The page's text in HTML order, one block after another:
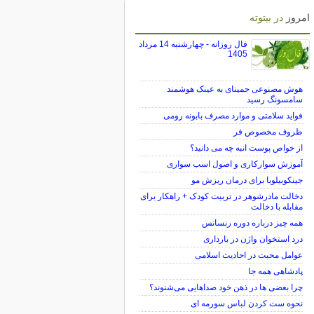
امروز در بیتوته
فال روزانه - چهارشنبه 14 مرداد
1405
هوش مصنوعی جمینای به عینک هوشمند
سامسونگ رسید
فواید سلامتی و موارد مصرف بابونه رومی
ظروف مخصوص فر
از خواص پوست انبه چه می دانید؟
آموزش سوارکاری و اصول اسب سواری
جینکوبیلوبا برای درمان ریزش مو
دخالت مادرشوهر در تربیت کودک + راهکار برای
مقابله با دخالت
همه چیز درباره دوره رنسانس
درد استخوان واژن در بارداری
عوامل محبت در احادیث اسلامى
پادشاهی همه جا
چرا بعضی ها در ذهن خود صداهایی می‌شنوند؟
نحوه ست کردن لباس سورمه ای